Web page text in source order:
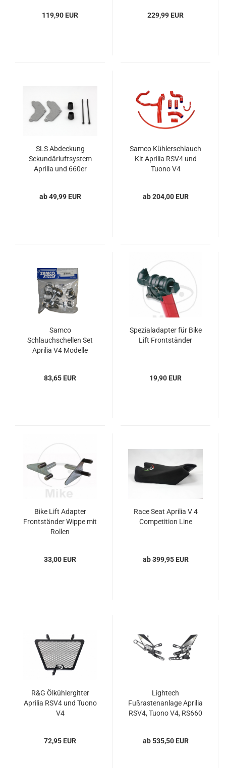
119,90 EUR 229,99 EUR
SLS Abdeckung
Sekundärluftsystem
Aprilia und 660er
ab 49,99 EUR
Samco Kühlerschlauch
Kit Aprilia RSV4 und
Tuono V4
ab 204,00 EUR
Samco
Schlauchschellen Set
Aprilia V4 Modelle
83,65 EUR
Spezialadapter für Bike
Lift Frontständer
19,90 EUR
Bike Lift Adapter
Frontständer Wippe mit
Rollen
33,00 EUR
Race Seat Aprilia V 4
Competition Line
ab 399,95 EUR
R&G Ölkühlergitter
Aprilia RSV4 und Tuono
V4
72,95 EUR
Lightech
Fußrastenanlage Aprilia
RSV4, Tuono V4, RS660
ab 535,50 EUR